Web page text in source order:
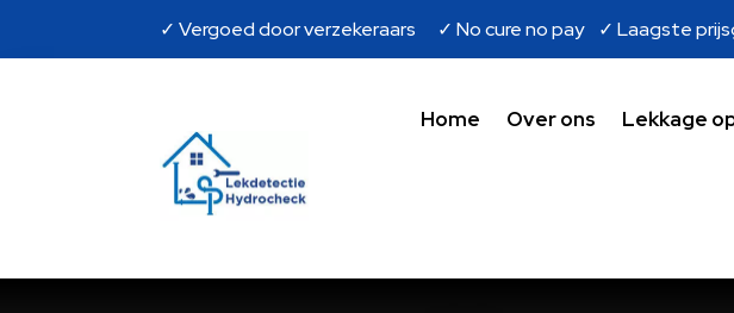
✓ Vergoed door verzekeraars ✓ No cure no pay ✓ Laagste
Home Over ons Lekkage